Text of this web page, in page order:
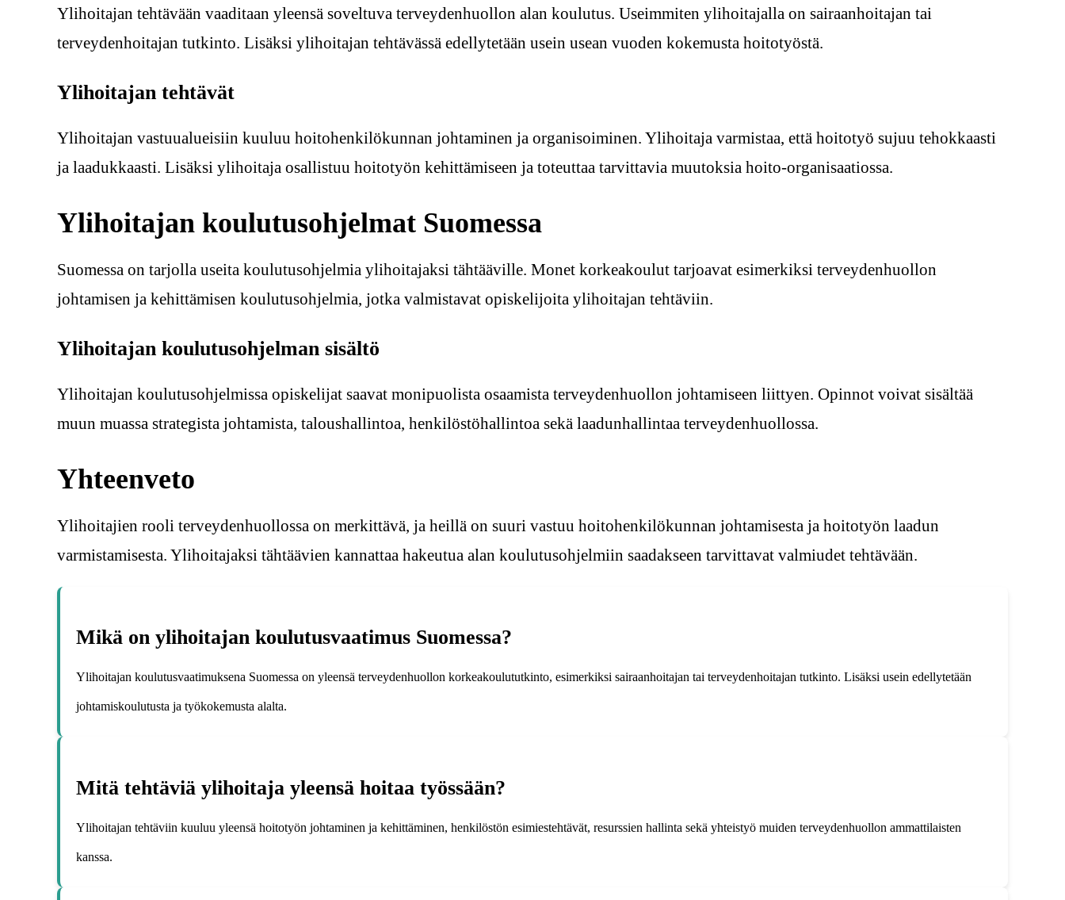
Ylihoitajan tehtävään vaaditaan yleensä soveltuva terveydenhuollon alan koulutus. Useimmiten ylihoitajalla on sairaanhoitajan tai
terveydenhoitajan tutkinto. Lisäksi ylihoitajan tehtävässä edellytetään usein usean vuoden kokemusta hoitotyöstä.
Ylihoitajan tehtävät
Ylihoitajan vastuualueisiin kuuluu hoitohenkilökunnan johtaminen ja organisoiminen. Ylihoitaja varmistaa, että hoitotyö sujuu tehokkaasti
ja laadukkaasti. Lisäksi ylihoitaja osallistuu hoitotyön kehittämiseen ja toteuttaa tarvittavia muutoksia hoito-organisaatiossa.
Ylihoitajan koulutusohjelmat Suomessa
Suomessa on tarjolla useita koulutusohjelmia ylihoitajaksi tähtääville. Monet korkeakoulut tarjoavat esimerkiksi terveydenhuollon
johtamisen ja kehittämisen koulutusohjelmia, jotka valmistavat opiskelijoita ylihoitajan tehtäviin.
Ylihoitajan koulutusohjelman sisältö
Ylihoitajan koulutusohjelmissa opiskelijat saavat monipuolista osaamista terveydenhuollon johtamiseen liittyen. Opinnot voivat sisältää
muun muassa strategista johtamista, taloushallintoa, henkilöstöhallintoa sekä laadunhallintaa terveydenhuollossa.
Yhteenveto
Ylihoitajien rooli terveydenhuollossa on merkittävä, ja heillä on suuri vastuu hoitohenkilökunnan johtamisesta ja hoitotyön laadun
varmistamisesta. Ylihoitajaksi tähtäävien kannattaa hakeutua alan koulutusohjelmiin saadakseen tarvittavat valmiudet tehtävään.
Mikä on ylihoitajan koulutusvaatimus Suomessa?
Ylihoitajan koulutusvaatimuksena Suomessa on yleensä terveydenhuollon korkeakoulututkinto, esimerkiksi sairaanhoitajan tai terveydenhoitajan tutkinto. Lisäksi usein edellytetään
johtamiskoulutusta ja työkokemusta alalta.
Mitä tehtäviä ylihoitaja yleensä hoitaa työssään?
Ylihoitajan tehtäviin kuuluu yleensä hoitotyön johtaminen ja kehittäminen, henkilöstön esimiestehtävät, resurssien hallinta sekä yhteistyö muiden terveydenhuollon ammattilaisten
kanssa.